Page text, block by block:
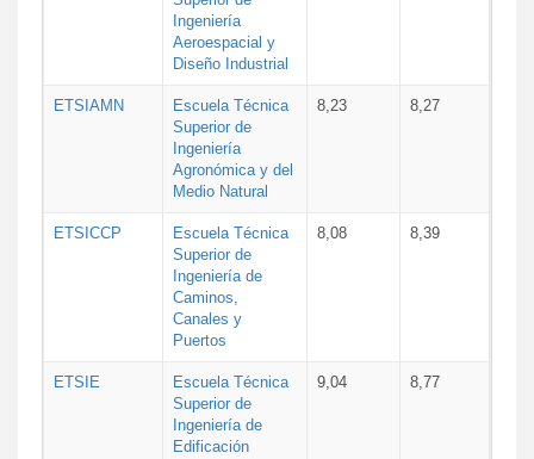
Ingeniería
Aeroespacial y
Diseño Industrial
ETSIAMN
Escuela Técnica
Superior de
Ingeniería
Agronómica y del
Medio Natural
8,23 8,27
ETSICCP
Escuela Técnica
Superior de
Ingeniería de
Caminos,
Canales y
Puertos
8,08 8,39
ETSIE
Escuela Técnica
Superior de
Ingeniería de
Edificación
9,04 8,77